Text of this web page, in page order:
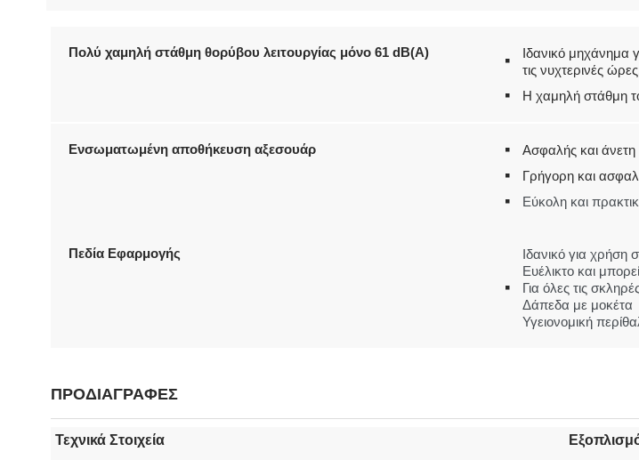
Πολύ χαμηλή στάθμη θορύβου λειτουργίας μόνο 61 dB(A)
Ιδανικό μηχάνημα
τις νυχτερινές
Η χαμηλή στάθμη
Ενσωματωμένη αποθήκευση αξεσουάρ
Ασφαλής και
Γρήγορη και
Εύκολη και
Πεδία Εφαρμογής
Ιδανικό για χρήση
Ευέλικτο και
Για όλες τις
Δάπεδα με μοκέτα
Υγειονομική
ΠΡΟΔΙΑΓΡΑΦΕΣ
Τεχνικά Στοιχεία